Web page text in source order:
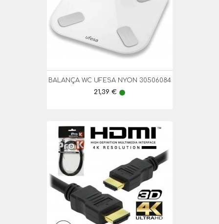
BALANÇA WC UFESA NYON 30506084
Preço
21,39 € lens